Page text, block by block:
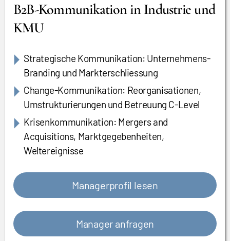
B2B-Kommunikation in Industrie und
KMU
Strategische Kommunikation: Unternehmens-
Branding und Markterschliessung
Change-Kommunikation: Reorganisationen,
Umstrukturierungen und Betreuung C-Level
Krisenkommunikation: Mergers and
Acquisitions, Marktgegebenheiten,
Weltereignisse
Managerprofil lesen
Manager anfragen